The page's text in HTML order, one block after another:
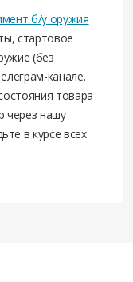
б/у оружия
стартовое
(без
канале.
товара
через нашу
в курсе всех